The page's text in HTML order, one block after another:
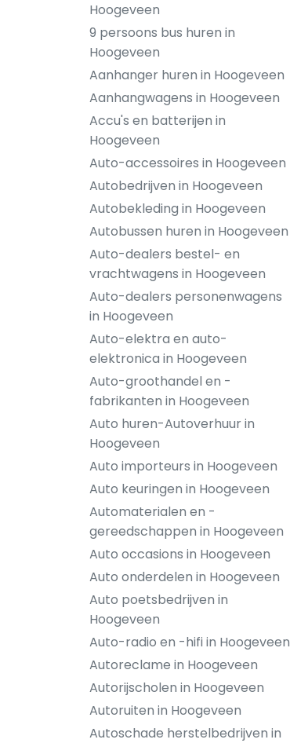
Hoogeveen
9 persoons bus huren in
Hoogeveen
Aanhanger huren in Hoogeveen
Aanhangwagens in Hoogeveen
Accu's en batterijen in
Hoogeveen
Auto-accessoires in Hoogeveen
Autobedrijven in Hoogeveen
Autobekleding in Hoogeveen
Autobussen huren in Hoogeveen
Auto-dealers bestel- en
vrachtwagens in Hoogeveen
Auto-dealers personenwagens
in Hoogeveen
Auto-elektra en auto-
elektronica in Hoogeveen
Auto-groothandel en -
fabrikanten in Hoogeveen
Auto huren-Autoverhuur in
Hoogeveen
Auto importeurs in Hoogeveen
Auto keuringen in Hoogeveen
Automaterialen en -
gereedschappen in Hoogeveen
Auto occasions in Hoogeveen
Auto onderdelen in Hoogeveen
Auto poetsbedrijven in
Hoogeveen
Auto-radio en -hifi in Hoogeveen
Autoreclame in Hoogeveen
Autorijscholen in Hoogeveen
Autoruiten in Hoogeveen
Autoschade herstelbedrijven in